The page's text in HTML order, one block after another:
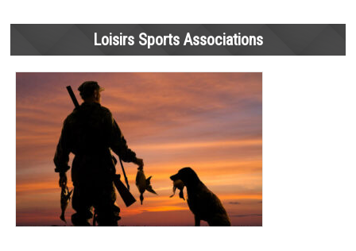
Loisirs Sports Associations